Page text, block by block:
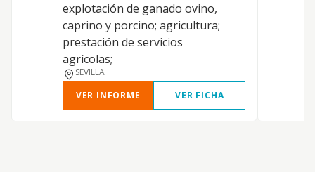
explotación de ganado ovino,
caprino y porcino; agricultura;
prestación de servicios
agrícolas;
SEVILLA
VER INFORME
VER FICHA